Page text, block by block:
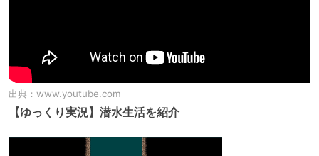
出典： www.youtube.com
【ゆっくり実況】潜水生活を紹介